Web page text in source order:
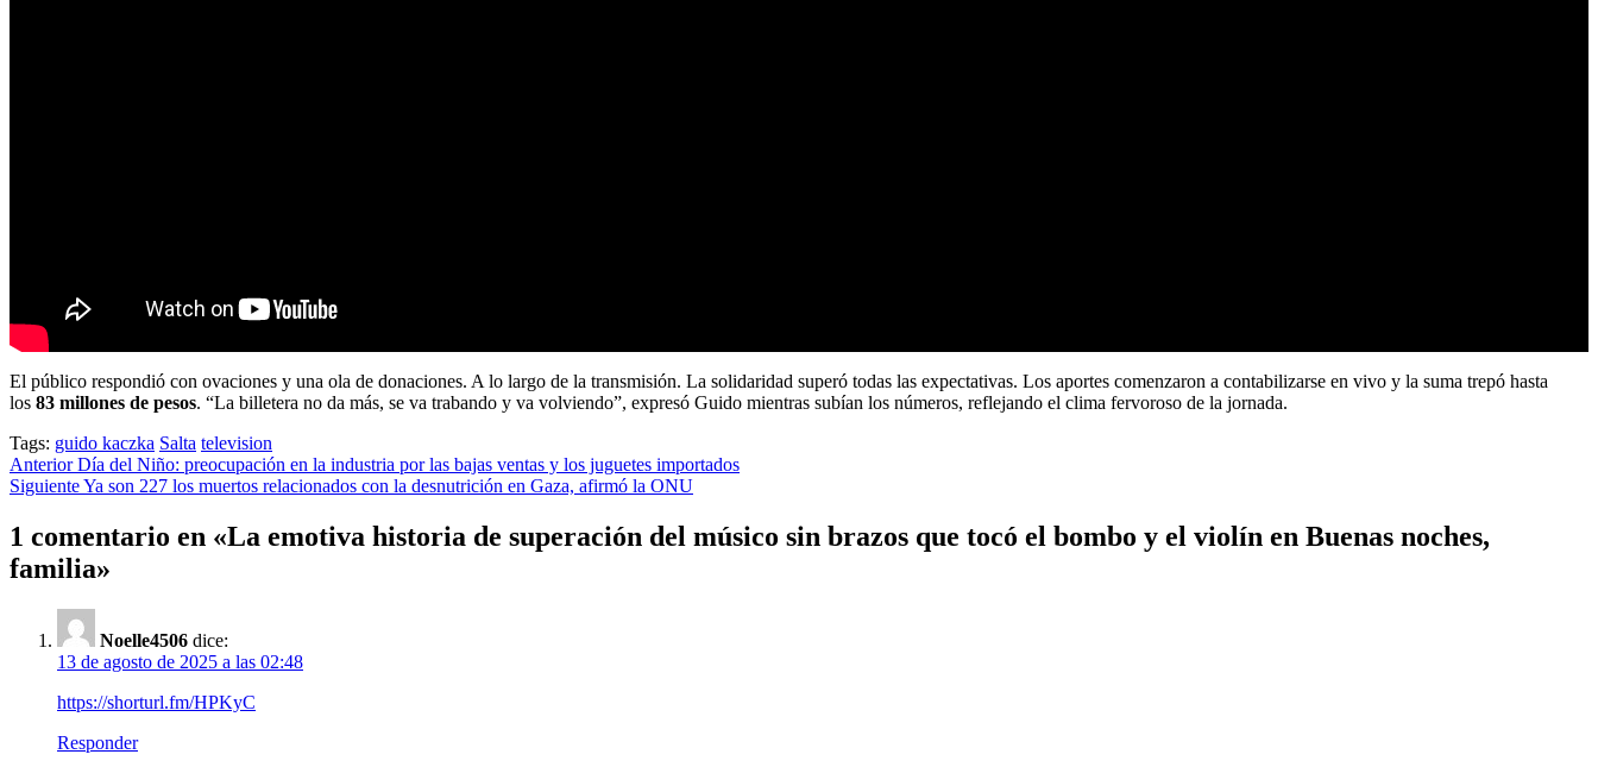
El público respondió con ovaciones y una ola de donaciones. A lo largo de la transmisión. La solidaridad superó todas las expectativas. Los aportes comenzaron a contabilizarse en vivo y la suma trepó hasta
los 83 millones de pesos. “La billetera no da más, se va trabando y va volviendo”, expresó Guido mientras subían los números, reflejando el clima fervoroso de la jornada.
Tags: guido kaczka Salta television
Post
navigation
AnteriorDía del Niño: preocupación en la industria por las bajas ventas y los juguetes importados
SiguienteYa son 227 los muertos relacionados con la desnutrición en Gaza, afirmó la ONU
1 comentario en «La emotiva historia de superación del músico sin brazos que tocó el bombo y el violín en Buenas noches,
familia»
Noelle4506 dice:
13 de agosto de 2025 a las 02:48
https://shorturl.fm/HPKyC
Responder